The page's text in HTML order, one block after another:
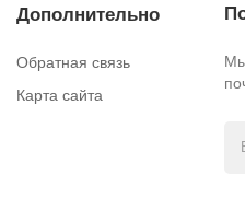
Дополнительно
Обратная связь
Карта сайта